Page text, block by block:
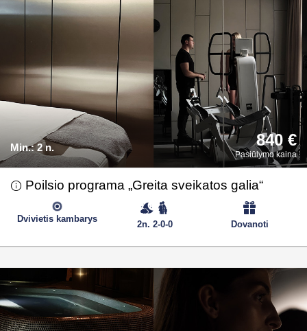
Min.: 2 n. 840 €
Pasiūlymo kaina
Poilsio programa „Greita sveikatos galia“
Dovanoti
Dvivietis kambarys
2n. 2-0-0